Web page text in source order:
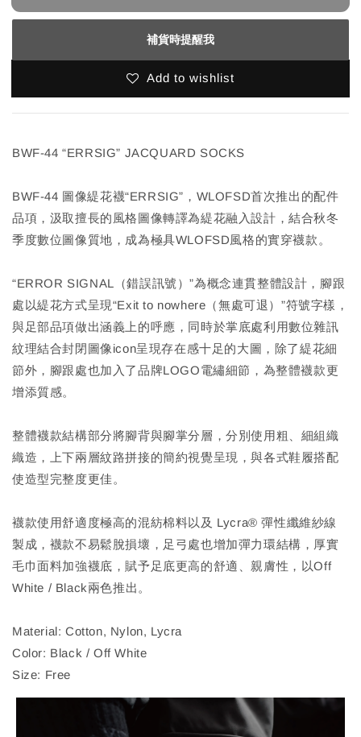
補貨時提醒我
Add to wishlist
BWF-44 “ERRSIG” JACQUARD SOCKS
BWF-44 圖像緹花襪“ERRSIG”，WLOFSD首次推出的配件
品項，汲取擅長的風格圖像轉譯為緹花融入設計，結合秋冬
季度數位圖像質地，成為極具WLOFSD風格的實穿襪款。
“ERROR SIGNAL（錯誤訊號）”為概念連貫整體設計，腳跟
處以緹花方式呈現“Exit to nowhere（無處可退）”符號字樣，
與足部品項做出涵義上的呼應，同時於掌底處利用數位雜訊
紋理結合封閉圖像icon呈現存在感十足的大圖，除了緹花細
節外，腳跟處也加入了品牌LOGO電繡細節，為整體襪款更
增添質感。
整體襪款結構部分將腳背與腳掌分層，分別使用粗、細組織
織造，上下兩層紋路拼接的簡約視覺呈現，與各式鞋履搭配
使造型完整度更佳。
襪款使用舒適度極高的混紡棉料以及 Lycra® 彈性纖維紗線
製成，襪款不易鬆脫損壞，足弓處也增加彈力環結構，厚實
毛巾面料加強襪底，賦予足底更高的舒適、親膚性，以Off
White / Black兩色推出。
Material: Cotton, Nylon, Lycra
Color: Black / Off White
Size: Free